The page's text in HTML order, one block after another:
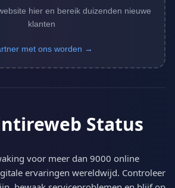
hier en bereik duizenden nieuwe
klanten
met ons worden →
Status
voor meer dan 9000 online
ervaringen wereldwijd. Controleer